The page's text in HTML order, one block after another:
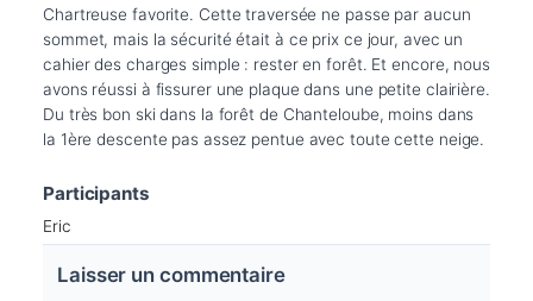
Chartreuse favorite. Cette traversée ne passe par aucun
sommet, mais la sécurité était à ce prix ce jour, avec un
cahier des charges simple : rester en forêt. Et encore, nous
avons réussi à fissurer une plaque dans une petite clairière.
Du très bon ski dans la forêt de Chanteloube, moins dans
Participants
Eric
Laisser un commentaire